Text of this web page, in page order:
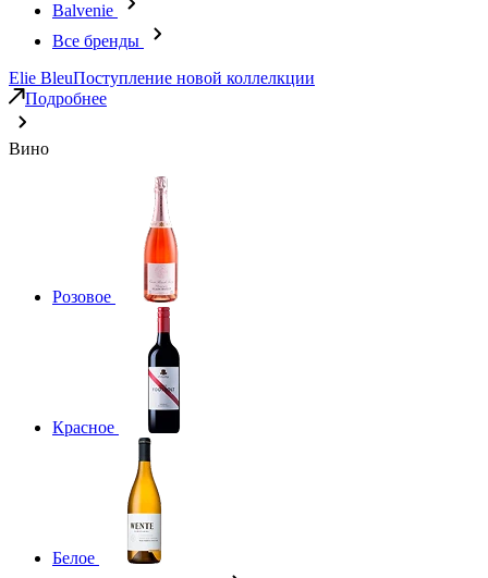
Balvenie
Все бренды
Elie BleuПоступление новой коллелкции
Подробнее
Вино
Розовое
Красное
Белое